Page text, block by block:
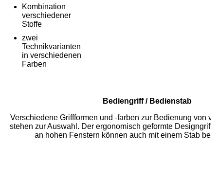
Kombination
verschiedener
Stoffe
zwei
Technikvarianten
in verschiedenen
Farben
Bediengriff / Bedienstab
Verschiedene Griffformen und -farben zur Bedienung von
stehen zur Auswahl. Der ergonomisch geformte Designgriff
an hohen Fenstern können auch mit einem Stab